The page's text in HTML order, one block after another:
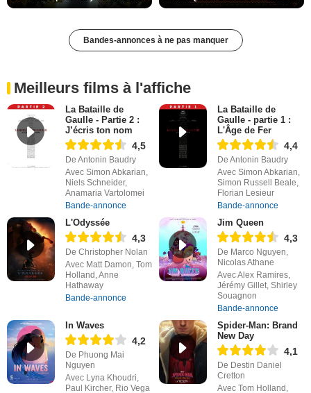
Bandes-annonces à ne pas manquer
Meilleurs films à l'affiche
La Bataille de
Gaulle - Partie 2 :
J’écris ton nom
4,5
De Antonin Baudry
Avec Simon Abkarian,
Niels Schneider,
Anamaria Vartolomei
Bande-annonce
La Bataille de
Gaulle - partie 1 :
L'Âge de Fer
4,4
De Antonin Baudry
Avec Simon Abkarian,
Simon Russell Beale,
Florian Lesieur
Bande-annonce
L'Odyssée
4,3
De Christopher Nolan
Avec Matt Damon, Tom
Holland, Anne
Hathaway
Bande-annonce
Jim Queen
4,3
De Marco Nguyen,
Nicolas Athane
Avec Alex Ramires,
Jérémy Gillet, Shirley
Souagnon
Bande-annonce
In Waves
4,2
De Phuong Mai
Nguyen
Avec Lyna Khoudri,
Paul Kircher, Rio Vega
Spider-Man: Brand
New Day
4,1
De Destin Daniel
Cretton
Avec Tom Holland,